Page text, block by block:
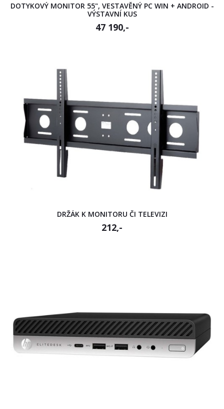
DOTYKOVÝ MONITOR 55", VESTAVĚNÝ PC WIN + ANDROID -
VÝSTAVNÍ KUS
47 190,-
DRŽÁK K MONITORU ČI TELEVIZI
212,-